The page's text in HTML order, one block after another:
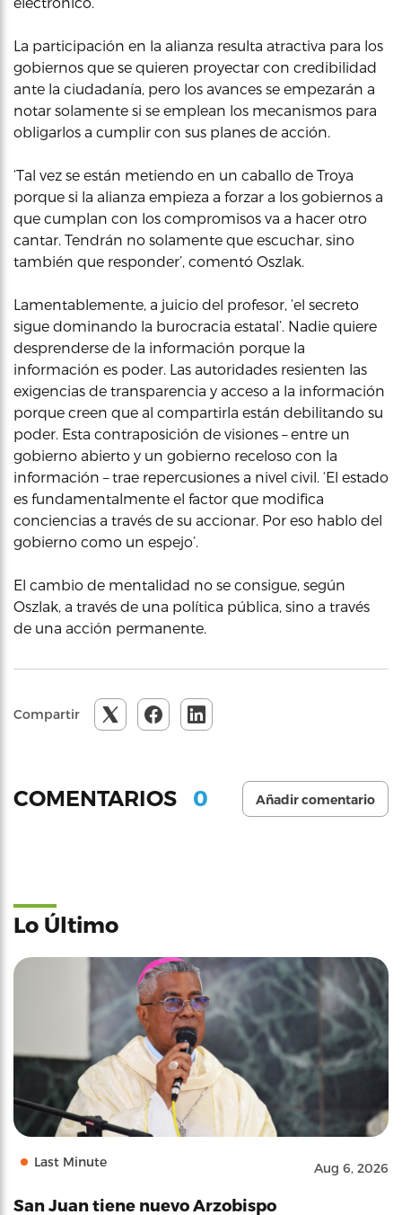
La participación en la alianza resulta atractiva para los
gobiernos que se quieren proyectar con credibilidad
ante la ciudadanía, pero los avances se empezarán a
notar solamente si se emplean los mecanismos para
obligarlos a cumplir con sus planes de acción.
‘Tal vez se están metiendo en un caballo de Troya
porque si la alianza empieza a forzar a los gobiernos a
que cumplan con los compromisos va a hacer otro
cantar. Tendrán no solamente que escuchar, sino
también que responder’, comentó Oszlak.
Lamentablemente, a juicio del profesor, ‘el secreto
sigue dominando la burocracia estatal’. Nadie quiere
desprenderse de la información porque la
información es poder. Las autoridades resienten las
exigencias de transparencia y acceso a la información
porque creen que al compartirla están debilitando su
poder. Esta contraposición de visiones – entre un
gobierno abierto y un gobierno receloso con la
información – trae repercusiones a nivel civil. ‘El estado
es fundamentalmente el factor que modifica
conciencias a través de su accionar. Por eso hablo del
gobierno como un espejo’.
El cambio de mentalidad no se consigue, según
Oszlak, a través de una política pública, sino a través
de una acción permanente.
Compartir
COMENTARIOS 0 Añadir comentario
Lo Último
Last Minute Aug 6, 2026
San Juan tiene nuevo Arzobispo